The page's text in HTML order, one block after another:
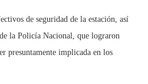
de seguridad de la estación, así
la Policía Nacional, que lograron
presuntamente implicada en los